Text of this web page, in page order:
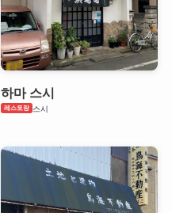
하마 스시
레스토랑 스시